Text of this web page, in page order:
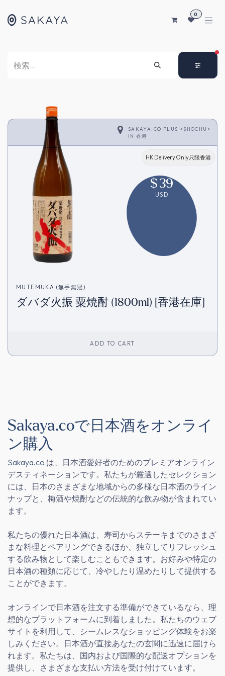
0
SAKAYA.CO PLUS <SHOCHU>
IN 香港
HK Delivery Only只限香港
$39
USD
MUTEMUKA (無手無冠)
ダバダ火振 粟焼酎 (1800ml) [香港在庫]
ADD TO CART
Sakaya.coで日本酒をオンライ
ン購入
Sakaya.co は、日本酒愛好者のためのプレミアオンライン
デスティネーションです。私たちが厳選したセレクション
には、日本のさまざまな地域からの多様な日本酒のライン
ナップと、梅酒や焼酎などの伝統的な飲み物が含まれてい
ます。
私たちの優れた日本酒は、寿司からステーキまでのさまざ
まな料理とペアリングできるほか、独立してリフレッシュ
する飲み物として楽しむこともできます。お好みや特定の
日本酒の種類に応じて、冷やしたり温めたりして提供する
ことができます。
オンラインで日本酒を注文する準備ができているなら、理
想的なプラットフォームに到着しました。私たちのウェブ
サイトを利用して、シームレスなショッピング体験をお楽
しみください。日本酒が直接あなたの玄関に迅速に届けら
れます。私たちは、国内および国際的な配送オプションを
提供し、さまざまな支払い方法を受け付けています。